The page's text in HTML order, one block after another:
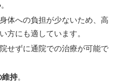
。
体への負担が少ないため、高
方にも適しています。
せずに通院での治療が可能で
維持。